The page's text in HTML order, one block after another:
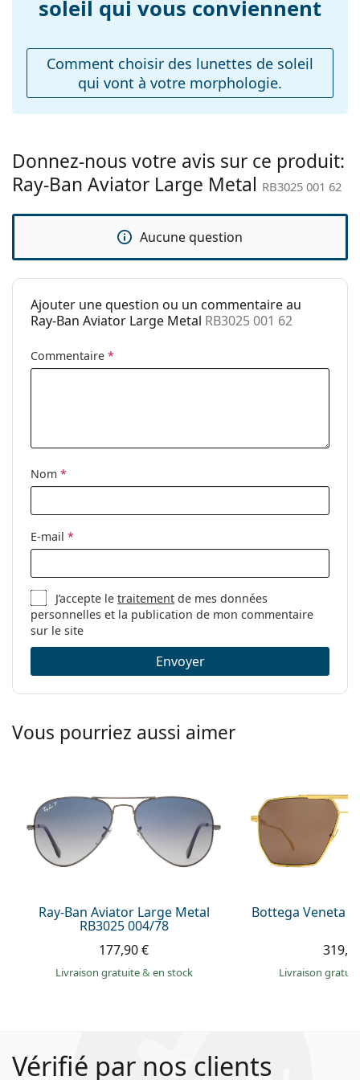
Explorez la gamme complète de
Accessoires
Étui:
Oui
Tissu de
Oui
Autres
Sexe:
Pour hommes
Catégorie:
Lunettes de soleil
Ray-Ban
Code:
RB3025 001 62
Non
soleil qui vous conviennent
Comment choisir des lunettes de soleil
qui vont à votre morphologie.
Donnez-nous votre avis sur ce produit:
Ray-Ban Aviator Large Metal RB3025 001 62
Aucune question
Ajouter une question ou un commentaire au
Ray-Ban Aviator Large Metal RB3025 001 62
Commentaire *
Nom *
E-mail *
J’accepte letraitement de mes données
personnelles et la publication de mon commentaire
sur le site
Envoyer
Vous pourriez aussi aimer
Ray-Ban Aviator Large Metal
RB3025 004/78
177,90 €
Livraison gratuite& en stock
Bottega Veneta
Livraison
Vérifié par nos clients